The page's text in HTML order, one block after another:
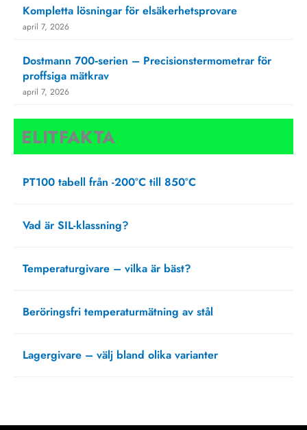
Kompletta lösningar för elsäkerhetsprovare
april 7, 2026
Dostmann 700‑serien – Precisionstermometrar för
proffsiga mätkrav
april 7, 2026
ELITFAKTA
PT100 tabell från -200°C till 850°C
Vad är SIL-klassning?
Temperaturgivare – vilka är bäst?
Beröringsfri temperaturmätning av stål
Lagergivare – välj bland olika varianter